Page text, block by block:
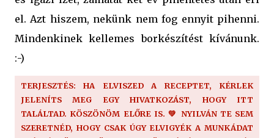
el. Azt hiszem, nekünk nem fog ennyit pihenni.
Mindenkinek kellemes borkészítést kívánunk.
:-)
TERJESZTÉS: HA ELVISZED A RECEPTET, KÉRLEK
JELENÍTS MEG EGY HIVATKOZÁST, HOGY ITT
TALÁLTAD. KÖSZÖNÖM ELŐRE IS. 💚 NYILVÁN TE SEM
SZERETNÉD, HOGY CSAK ÚGY ELVIGYÉK A MUNKÁDAT